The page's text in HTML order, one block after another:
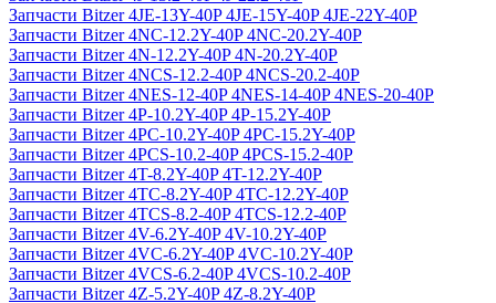
Запчасти Bitzer 4JE-13Y-40P 4JE-15Y-40P 4JE-22Y-40P
Запчасти Bitzer 4NC-12.2Y-40P 4NC-20.2Y-40P
Запчасти Bitzer 4N-12.2Y-40P 4N-20.2Y-40P
Запчасти Bitzer 4NCS-12.2-40P 4NCS-20.2-40P
Запчасти Bitzer 4NES-12-40P 4NES-14-40P 4NES-20-40P
Запчасти Bitzer 4P-10.2Y-40P 4P-15.2Y-40P
Запчасти Bitzer 4PC-10.2Y-40P 4PC-15.2Y-40P
Запчасти Bitzer 4PCS-10.2-40P 4PCS-15.2-40P
Запчасти Bitzer 4T-8.2Y-40P 4T-12.2Y-40P
Запчасти Bitzer 4TC-8.2Y-40P 4TC-12.2Y-40P
Запчасти Bitzer 4TCS-8.2-40P 4TCS-12.2-40P
Запчасти Bitzer 4V-6.2Y-40P 4V-10.2Y-40P
Запчасти Bitzer 4VC-6.2Y-40P 4VC-10.2Y-40P
Запчасти Bitzer 4VCS-6.2-40P 4VCS-10.2-40P
Запчасти Bitzer 4Z-5.2Y-40P 4Z-8.2Y-40P